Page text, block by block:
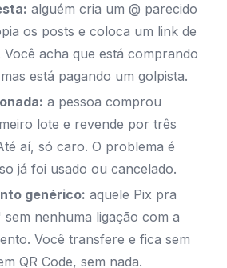
alguém cria um @ parecido
os posts e coloca um link de
acha que está comprando
está pagando um golpista.
a pessoa comprou
lote e revende por três
aí, só caro. O problema é
já foi usado ou cancelado.
genérico: aquele Pix pra
nenhuma ligação com a
Você transfere e fica sem
QR Code, sem nada.